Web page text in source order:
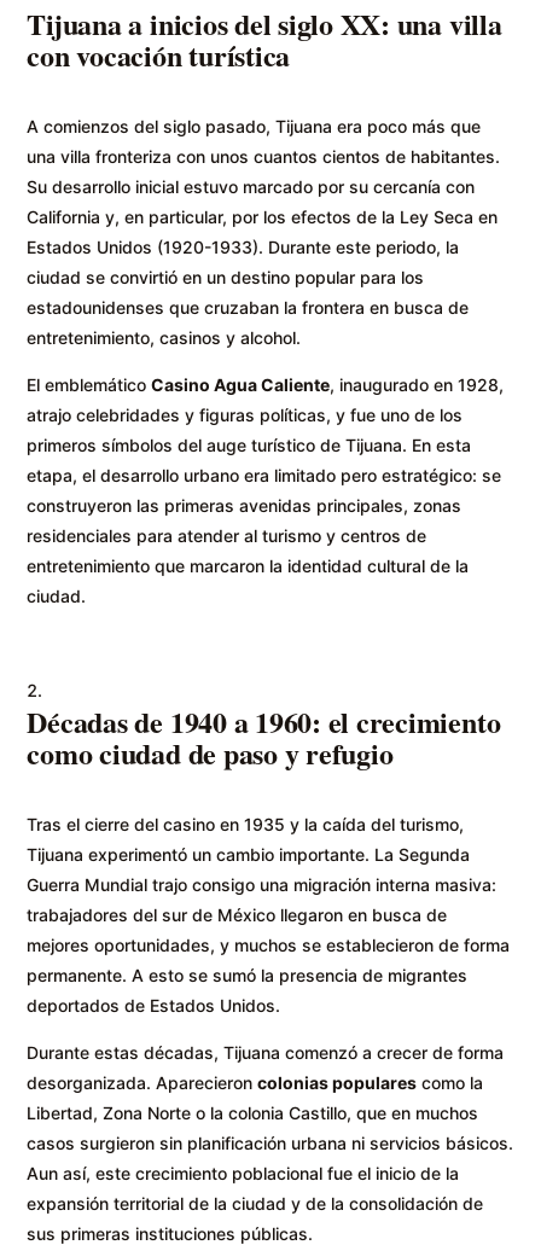
Tijuana a inicios del siglo XX: una villa
con vocación turística
A comienzos del siglo pasado, Tijuana era poco más que
una villa fronteriza con unos cuantos cientos de habitantes.
Su desarrollo inicial estuvo marcado por su cercanía con
California y, en particular, por los efectos de la Ley Seca en
Estados Unidos (1920-1933). Durante este periodo, la
ciudad se convirtió en un destino popular para los
estadounidenses que cruzaban la frontera en busca de
entretenimiento, casinos y alcohol.
El emblemáticoCasino Agua Caliente, inaugurado en 1928,
atrajo celebridades y figuras políticas, y fue uno de los
primeros símbolos del auge turístico de Tijuana. En esta
etapa, el desarrollo urbano era limitado pero estratégico: se
construyeron las primeras avenidas principales, zonas
residenciales para atender al turismo y centros de
entretenimiento que marcaron la identidad cultural de la
ciudad.
Décadas de 1940 a 1960: el crecimiento
como ciudad de paso y refugio
Tras el cierre del casino en 1935 y la caída del turismo,
Tijuana experimentó un cambio importante. La Segunda
Guerra Mundial trajo consigo una migración interna masiva:
trabajadores del sur de México llegaron en busca de
mejores oportunidades, y muchos se establecieron de forma
permanente. A esto se sumó la presencia de migrantes
deportados de Estados Unidos.
Durante estas décadas, Tijuana comenzó a crecer de forma
desorganizada. Aparecieroncolonias populares como la
Libertad, Zona Norte o la colonia Castillo, que en muchos
casos surgieron sin planificación urbana ni servicios básicos.
Aun así, este crecimiento poblacional fue el inicio de la
expansión territorial de la ciudad y de la consolidación de
sus primeras instituciones públicas.